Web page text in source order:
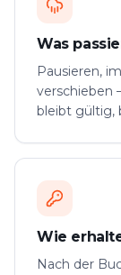
Was
Pausieren,
verschieben
bleibt gültig,
Wie
Nach der